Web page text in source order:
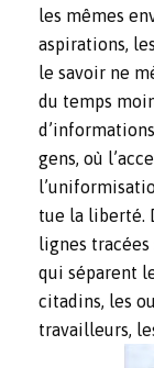
les mêmes
aspirations,
le savoir ne
du temps
gens, où
tue la liberté.
lignes
qui séparent
citadins, les
travailleurs,